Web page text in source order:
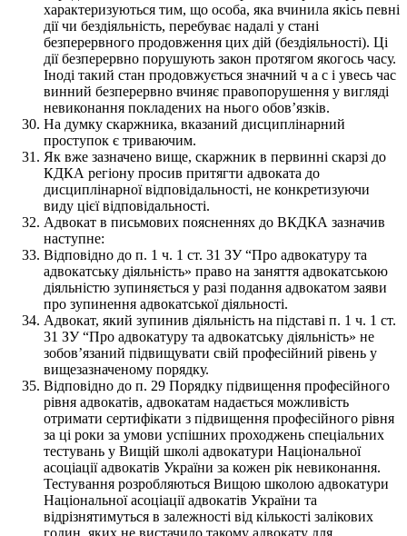
характеризуються тим, що особа, яка вчинила якісь певні
дії чи бездіяльність, перебуває надалі у стані
безперервного продовження цих дій (бездіяльності). Ці
дії безперервно порушують закон протягом якогось часу.
Іноді такий стан продовжується значний ч а с і увесь час
винний безперервно вчиняє правопорушення у вигляді
невиконання покладених на нього обовʼязків.
На думку скаржника, вказаний дисциплінарний
проступок є триваючим.
Як вже зазначено вище, скаржник в первинні скарзі до
КДКА регіону просив притягти адвоката до
дисциплінарної відповідальності, не конкретизуючи
виду цієї відповідальності.
Адвокат в письмових поясненнях до ВКДКА зазначив
наступне:
Відповідно до п. 1 ч. 1 ст. 31 ЗУ “Про адвокатуру та
адвокатську діяльність» право на заняття адвокатською
діяльністю зупиняється у разі подання адвокатом заяви
про зупинення адвокатської діяльності.
Адвокат, який зупинив діяльність на підставі п. 1 ч. 1 ст.
31 ЗУ “Про адвокатуру та адвокатську діяльність» не
зобовʼязаний підвищувати свій професійний рівень у
вищезазначеному порядку.
Відповідно до п. 29 Порядку підвищення професійного
рівня адвокатів, адвокатам надається можливість
отримати сертифікати з підвищення професійного рівня
за ці роки за умови успішних проходжень спеціальних
тестувань у Вищій школі адвокатури Національної
асоціації адвокатів України за кожен рік невиконання.
Тестування розробляються Вищою школою адвокатури
Національної асоціації адвокатів України та
відрізнятимуться в залежності від кількості залікових
годин, яких не вистачило такому адвокату для